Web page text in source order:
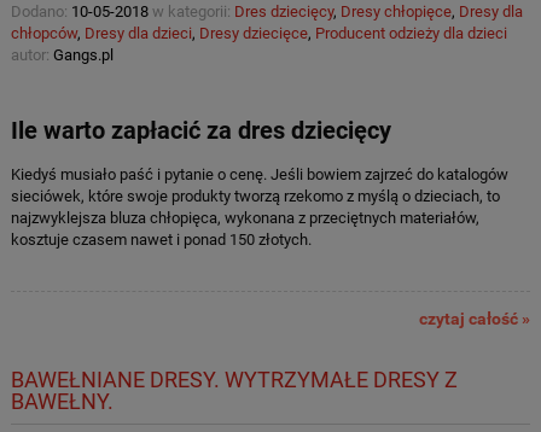
Dodano: 10-05-2018w kategorii: Dres dziecięcy, Dresy chłopięce, Dresy dla
chłopców, Dresy dla dzieci, Dresy dziecięce, Producent odzieży dla dzieci
autor: Gangs.pl
Ile warto zapłacić za dres dziecięcy
Kiedyś musiało paść i pytanie o cenę. Jeśli bowiem zajrzeć do katalogów
sieciówek, które swoje produkty tworzą rzekomo z myślą o dzieciach, to
najzwyklejsza bluza chłopięca, wykonana z przeciętnych materiałów,
kosztuje czasem nawet i ponad 150 złotych.
czytaj całość »
BAWEŁNIANE DRESY. WYTRZYMAŁE DRESY Z
BAWEŁNY.